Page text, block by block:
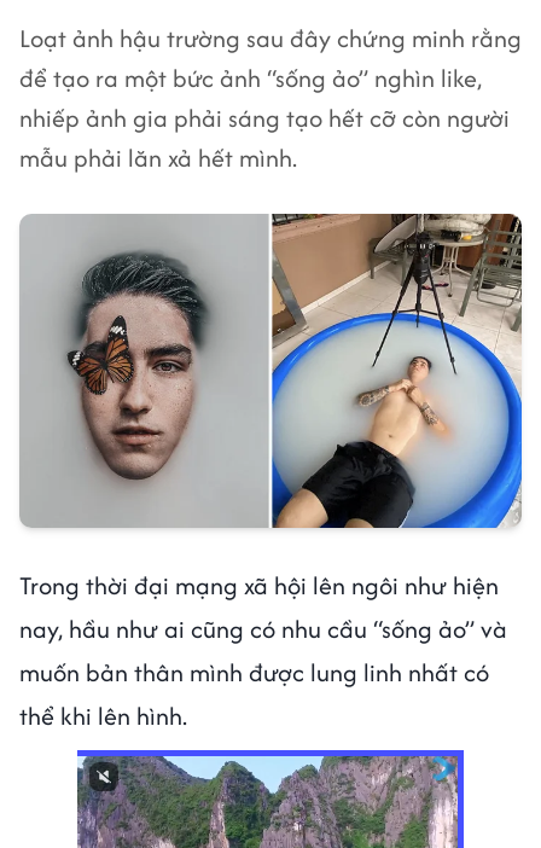
Loạt ảnh hậu trường sau đây chứng minh rằng
để tạo ra một bức ảnh “sống ảo” nghìn like,
nhiếp ảnh gia phải sáng tạo hết cỡ còn người
mẫu phải lăn xả hết mình.
Trong thời đại mạng xã hội lên ngôi như hiện
nay, hầu như ai cũng có nhu cầu “sống ảo” và
muốn bản thân mình được lung linh nhất có
thể khi lên hình.